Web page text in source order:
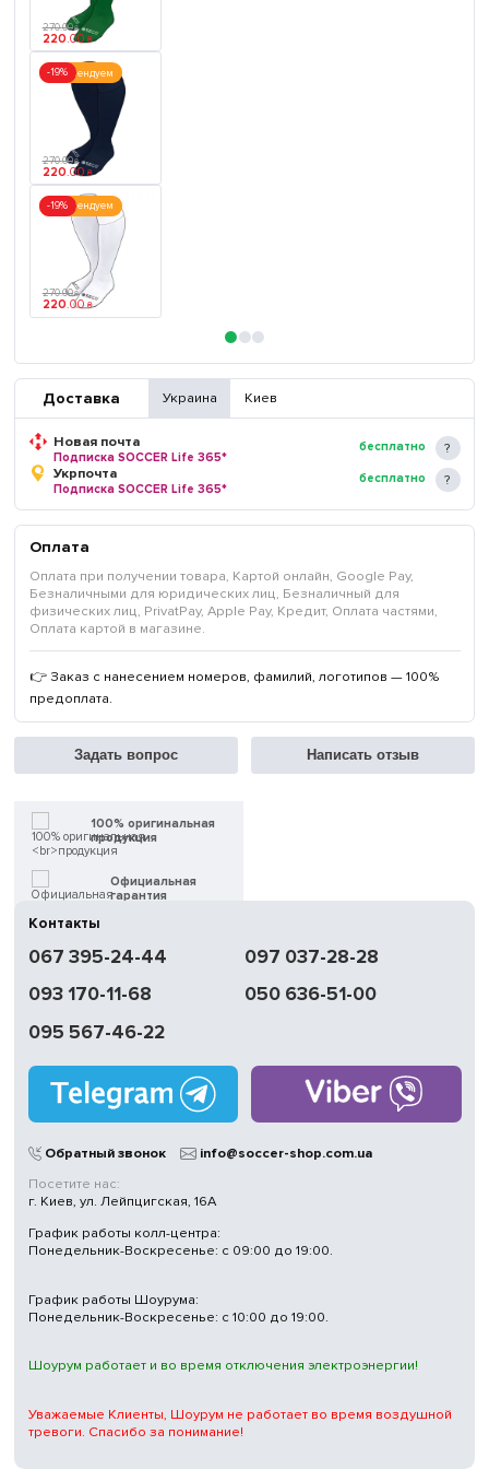
270.00 ₴
220.00 ₴
Рекомендуем
-19%
270.00 ₴
220 00 ₴
Рекомендуем
-19%
270.00 ₴
220.00 ₴
Доставка Украина Киев
Новая почта
Подписка SOCCER Life 365*
бесплатно
Укрпочта
Подписка SOCCER Life 365*
бесплатно
Оплата
Оплата при получении товара, Картой онлайн, Google Pay,
Безналичными для юридических лиц, Безналичный для
физических лиц, PrivatPay, Apple Pay, Кредит, Оплата частями,
Оплата картой в магазине.
👉 Заказ с нанесением номеров, фамилий, логотипов — 100%
предоплата.
Задать вопрос Написать отзыв
100% оригинальная
продукция
Официальная
гарантия
доставка
Обмен | Возвращение
без выходных
в Киеве
Контакты
067 395-24-44
097 037-28-28
093 170-11-68
050 636-51-00
095 567-46-22
Обратный звонок
info@soccer-shop.com.ua
Посетите нас:
г. Киев, ул. Лейпцигская, 16А
График работы колл-центра:
Понедельник-Воскресенье: с 09:00 до 19:00.
График работы Шоурума:
Понедельник-Воскресенье: с 10:00 до 19:00.
Шоурум работает и во время отключения электроэнергии!
Уважаемые Клиенты, Шоурум не работает во время воздушной
тревоги. Спасибо за понимание!